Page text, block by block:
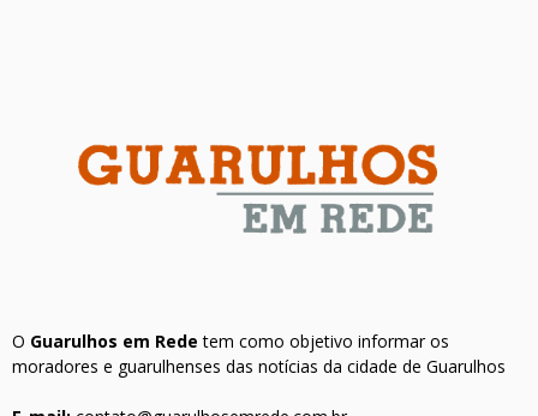
O Guarulhos em Rede tem como objetivo informar os
moradores e guarulhenses das notícias da cidade de Guarulhos